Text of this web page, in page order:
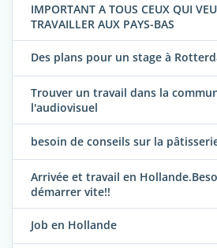
IMPORTANT A TOUS CEUX QUI
TRAVAILLER AUX PAYS-BAS
Des plans pour un stage à
Trouver un travail dans la
l'audiovisuel
besoin de conseils sur la
Arrivée et travail en
démarrer vite!!
Job en Hollande